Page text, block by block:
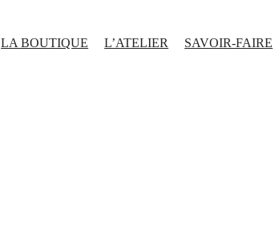
LA BOUTIQUE L’ATELIER SAVOIR-FAIRE